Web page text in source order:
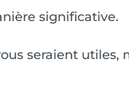
significative.
seraient utiles,